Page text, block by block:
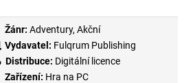
Žánr: Adventury, Akční
Vydavatel: Fulqrum Publishing
Distribuce: Digitální licence
Zařízení: Hra na PC